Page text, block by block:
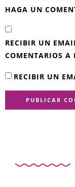
HAGA UN
RECIBIR UN
COMENTARIOS A
RECIBIR UN